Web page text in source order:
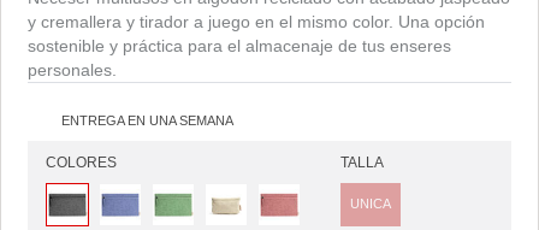
y cremallera y tirador a juego en el mismo color. Una opción
sostenible y práctica para el almacenaje de tus enseres
personales.
ENTREGA EN UNA SEMANA
COLORES TALLA
UNICA